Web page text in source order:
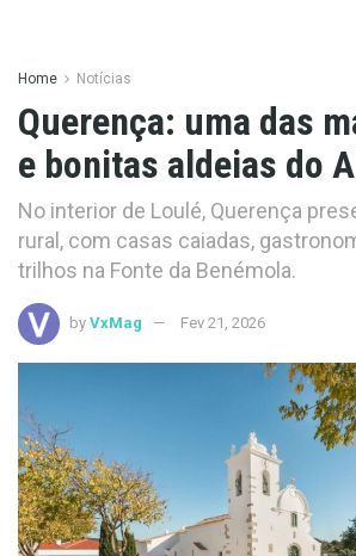
Home Notícias
Querença: uma das
e bonitas aldeias do
No interior de Loulé, Querença
rural, com casas caiadas,
trilhos na Fonte da Benémola.
by VxMag Fev 21, 2026